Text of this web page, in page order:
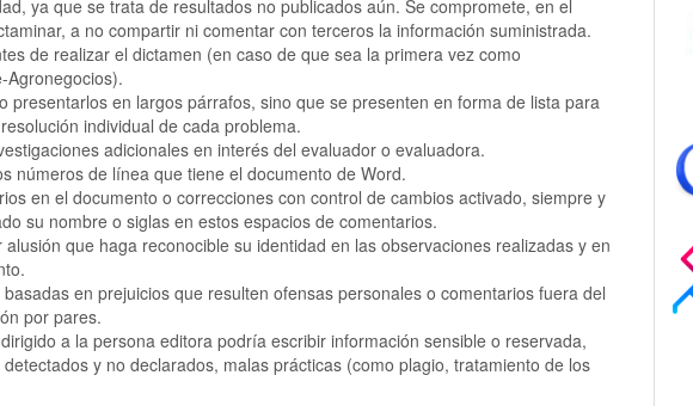
ya que se trata de resultados no publicados aún. Se compromete, en el
a no compartir ni comentar con terceros la información suministrada.
de realizar el dictamen (en caso de que sea la primera vez como
Agronegocios).
presentarlos en largos párrafos, sino que se presenten en forma de lista para
individual de cada problema.
adicionales en interés del evaluador o evaluadora.
números de línea que tiene el documento de Word.
en el documento o correcciones con control de cambios activado, siempre y
su nombre o siglas en estos espacios de comentarios.
que haga reconocible su identidad en las observaciones realizadas y en
en prejuicios que resulten ofensas personales o comentarios fuera del
por pares.
a la persona editora podría escribir información sensible o reservada,
y no declarados, malas prácticas (como plagio, tratamiento de los